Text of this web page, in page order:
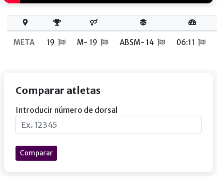
META 19 M- 19 ABSM- 14 06:11
Comparar atletas
Introducir número de dorsal
Comparar